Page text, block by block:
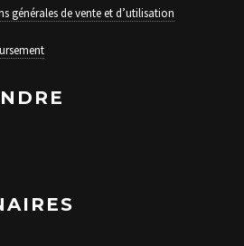
générales de vente et d’utilisation